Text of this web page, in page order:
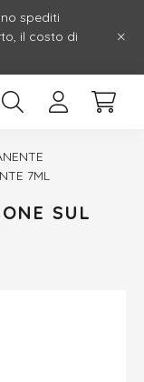
spediti
il costo di
7ML
SUL